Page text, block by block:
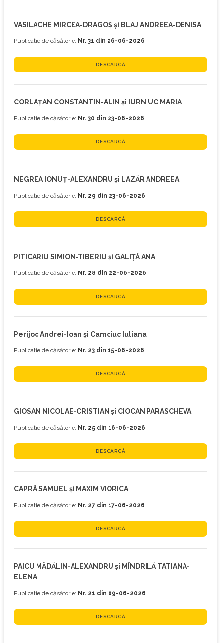
VASILACHE MIRCEA-DRAGOȘ și BLAJ ANDREEA-DENISA
Publicație de căsătorie: Nr. 31 din 26-06-2026
DESCARCĂ
CORLAȚAN CONSTANTIN-ALIN și IURNIUC MARIA
Publicație de căsătorie: Nr. 30 din 23-06-2026
DESCARCĂ
NEGREA IONUȚ-ALEXANDRU și LAZĂR ANDREEA
Publicație de căsătorie: Nr. 29 din 23-06-2026
DESCARCĂ
PITICARIU SIMION-TIBERIU și GALIȚĂ ANA
Publicație de căsătorie: Nr. 28 din 22-06-2026
DESCARCĂ
Perijoc Andrei-Ioan și Camciuc Iuliana
Publicație de căsătorie: Nr. 23 din 15-06-2026
DESCARCĂ
GIOSAN NICOLAE-CRISTIAN și CIOCAN PARASCHEVA
Publicație de căsătorie: Nr. 25 din 16-06-2026
DESCARCĂ
CAPRĂ SAMUEL și MAXIM VIORICA
Publicație de căsătorie: Nr. 27 din 17-06-2026
DESCARCĂ
PAICU MĂDĂLIN-ALEXANDRU și MÎNDRILĂ TATIANA-
ELENA
Publicație de căsătorie: Nr. 21 din 09-06-2026
DESCARCĂ